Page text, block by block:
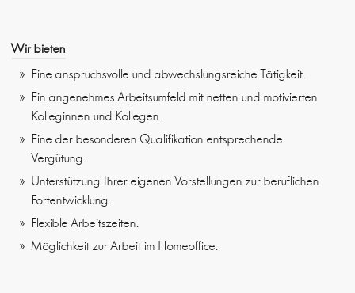
Wir bieten
Eine anspruchsvolle und abwechslungsreiche Tätigkeit.
Ein angenehmes Arbeitsumfeld mit netten und motivierten
Kolleginnen und Kollegen.
Eine der besonderen Qualifikation entsprechende
Vergütung.
Unterstützung Ihrer eigenen Vorstellungen zur beruflichen
Fortentwicklung.
Flexible Arbeitszeiten.
Möglichkeit zur Arbeit im Homeoffice.